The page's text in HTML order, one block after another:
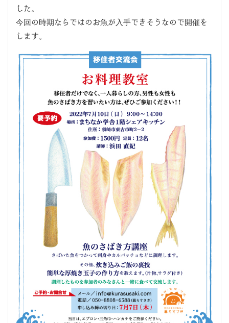
した。
今回の時期ならではのお魚が入手できそうなので開催を
します。